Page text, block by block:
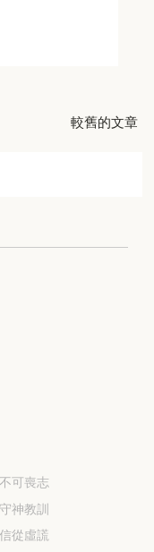
較舊的文章
可喪志
神教訓
從虛謊